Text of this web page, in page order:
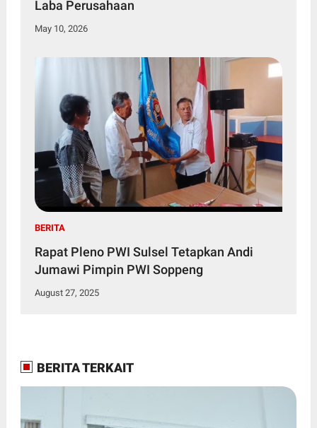
Laba Perusahaan
May 10, 2026
BERITA
Rapat Pleno PWI Sulsel Tetapkan Andi
Jumawi Pimpin PWI Soppeng
August 27, 2025
BERITA TERKAIT